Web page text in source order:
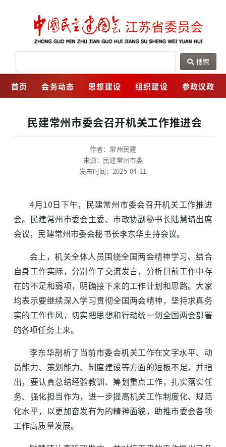
网
搜索
首页 会务动态 思想建设 组织建设 参政议政
民建常州市委会召开机关工作推进会
作者：常州民建
来源：民建常州市委
发布时间：2025-04-11
4月10日下午，民建常州市委会召开机关工作推进
会。民建常州市委会主委、市政协副秘书长陆慧琦出席
会议，民建常州市委会秘书长李东华主持会议。
会上，机关全体人员围绕全国两会精神学习、结合
自身工作实际，分别作了交流发言，分析目前工作中存
在的不足和弱项，明确接下来的工作计划和思路。大家
均表示要继续深入学习贯彻全国两会精神，坚持求真务
实的工作作风，切实把思想和行动统一到全国两会部署
的各项任务上来。
李东华剖析了当前市委会机关工作在文字水平、动
员能力、策划能力、制度建设等方面的短板不足，并指
出，要认真总结经验教训、筹划重点工作，扎实落实任
务、强化担当作为，进一步提高机关工作制度化、规范
化水平，以更加奋发有为的精神面貌，助推市委会各项
工作高质量发展。